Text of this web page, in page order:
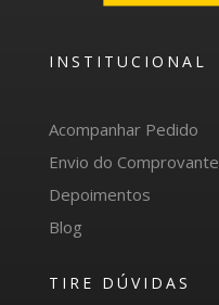
INSTITUCIONAL
Acompanhar Pedido
Envio do Comprovante
Depoimentos
Blog
TIRE DÚVIDAS